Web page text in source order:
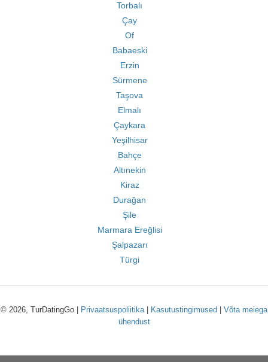
Torbalı
Çay
Of
Babaeski
Erzin
Sürmene
Taşova
Elmalı
Çaykara
Yeşilhisar
Bahçe
Altınekin
Kiraz
Durağan
Şile
Marmara Ereğlisi
Şalpazarı
Türgi
© 2026, TurDatingGo | Privaatsuspoliitika| Kasutustingimused
Võta meiega
ühendust